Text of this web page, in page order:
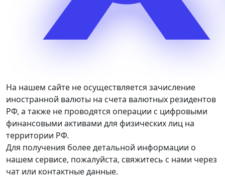
На нашем сайте не осуществляется зачисление
иностранной валюты на счета валютных резидентов
РФ, а также не проводятся операции с цифровыми
финансовыми активами для физических лиц на
территории РФ.
Для получения более детальной информации о
нашем сервисе, пожалуйста, свяжитесь с нами через
чат или контактные данные.